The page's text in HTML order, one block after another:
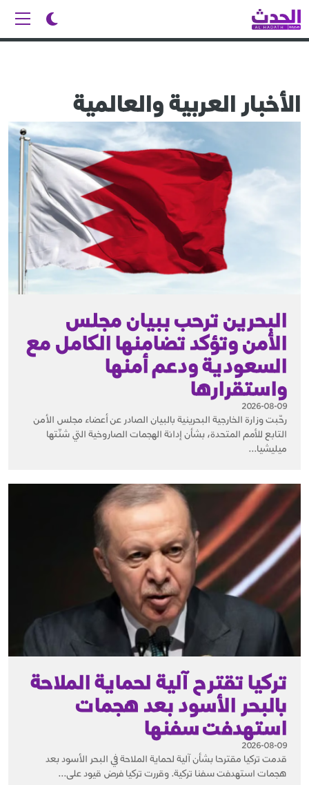
الأخبار العربية والعالمية
البحرين ترحب ببيان مجلس
الأمن وتؤكد تضامنها الكامل مع
السعودية ودعم أمنها
واستقرارها
2026-08-09
رحّبت وزارة الخارجية البحرينية بالبيان الصادر عن أعضاء مجلس الأمن
التابع للأمم المتحدة، بشأن إدانة الهجمات الصاروخية التي شنّتها
ميليشيا...
تركيا تقترح آلية لحماية الملاحة
بالبحر الأسود بعد هجمات
استهدفت سفنها
2026-08-09
قدمت تركيا مقترحا بشأن آلية لحماية الملاحة في البحر الأسود بعد
هجمات استهدفت سفنا تركية. وقررت تركيا فرض قيود على...